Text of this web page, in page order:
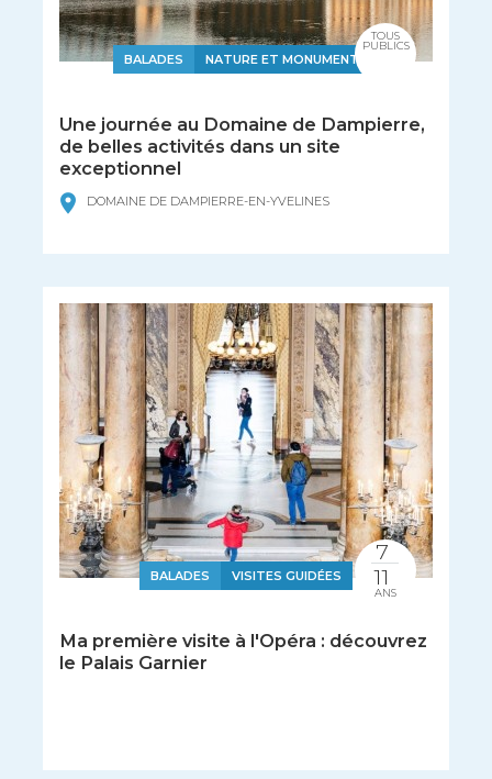
BALADES NATURE ET MONUMENTS
Une journée au Domaine de Dampierre,
de belles activités dans un site
exceptionnel
DOMAINE DE DAMPIERRE-EN-YVELINES
TOUS
PUBLICS
BALADES VISITES GUIDÉES
Ma première visite à l'Opéra : découvrez
le Palais Garnier
7
11
ANS